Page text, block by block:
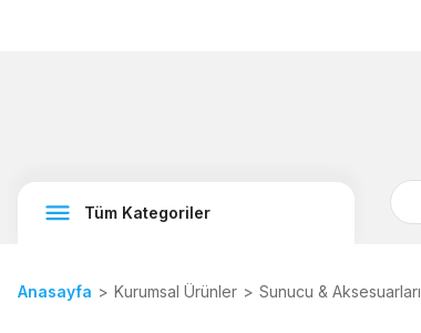
Tüm Kategoriler
Anasayfa Kurumsal Ürünler Sunucu & Aksesuarları